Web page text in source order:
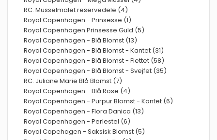
RC. Musselmalet reservedele (4)
Royal Copenhagen - Prinsesse (1)
Royal Copenhagen Prinsesse Guld (5)
Royal Copenhagen - Blå Blomst (13)
Royal Copenhagen - Blå Blomst - Kantet (31)
Royal Copenhagen - Blå Blomst - Flettet (58)
Royal Copenhagen - Blå Blomst - Svejfet (35)
RC. Juliane Marie Blå Blomst (7)
Royal Copenhagen - Blå Rose (4)
Royal Copenhagen - Purpur Blomst - Kantet (6)
Royal Copenhagen - Flora Danica (13)
Royal Copenhagen - Perlestel (6)
Royal Copehagen - Saksisk Blomst (5)